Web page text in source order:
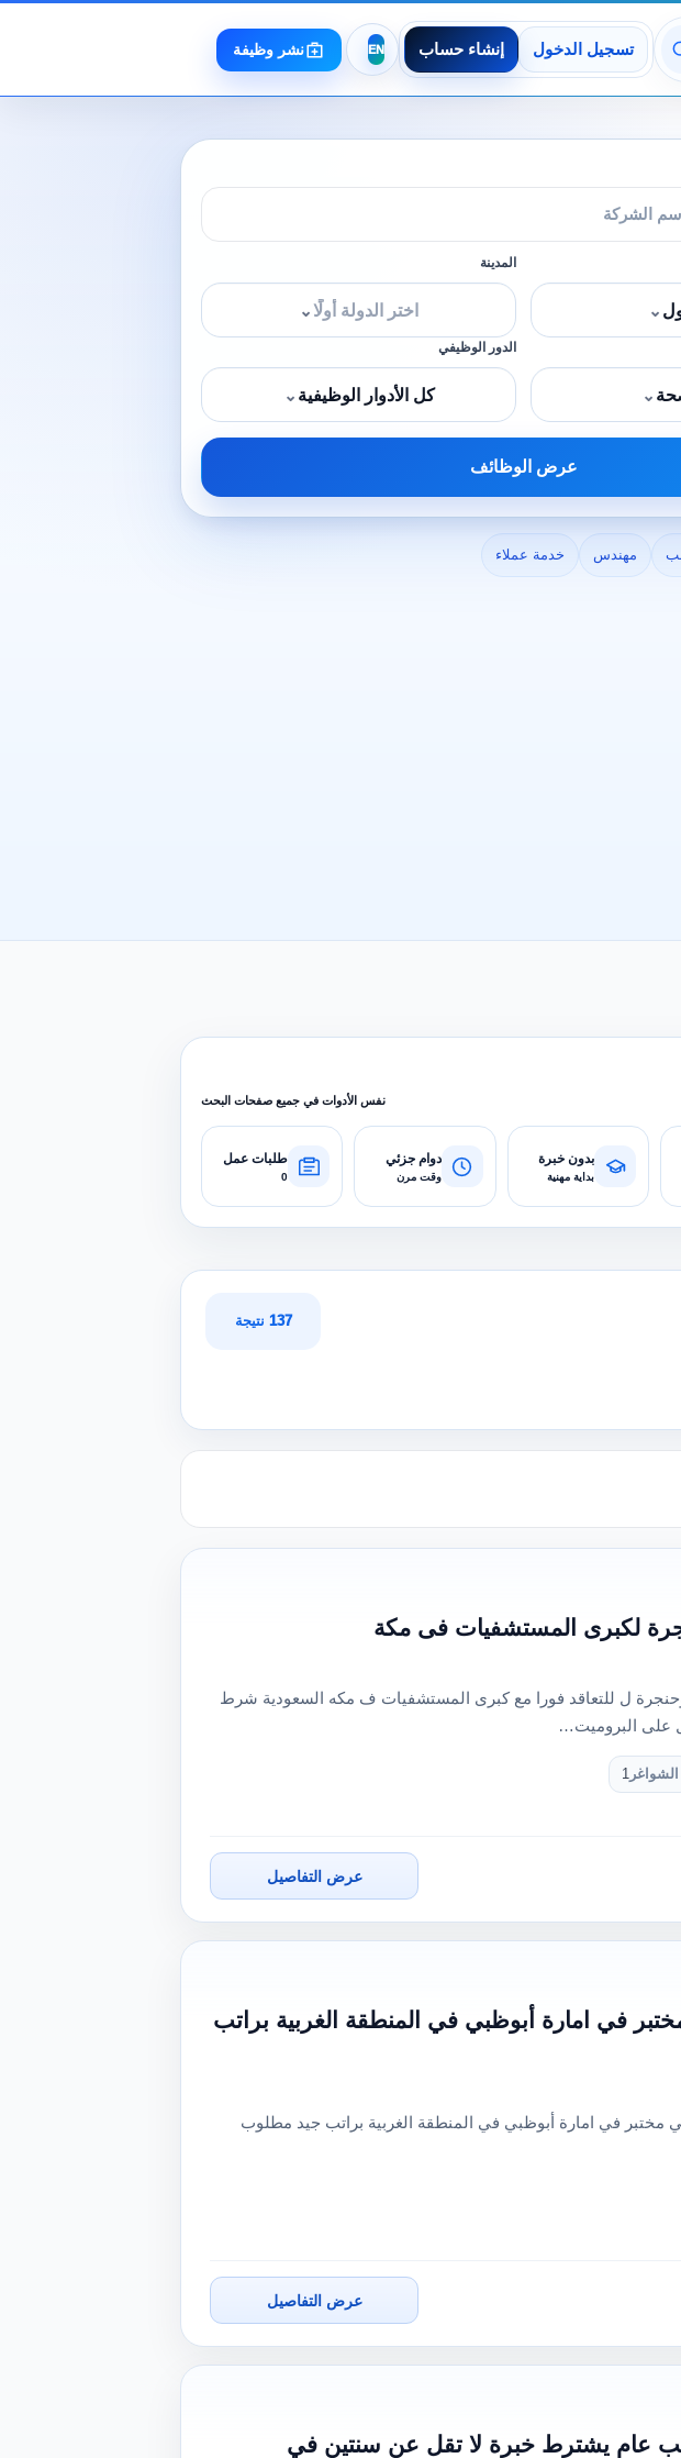
تسجيل الدخول إنشاء حساب نشر وظيفة
⌄
المدينة
اختر الدولة أولًا⌄
⌄
الدور الوظيفي
كل الأدوار الوظيفية ⌄
عرض الوظائف
مهندس خدمة عملاء
نفس الأدوات في جميع صفحات البحث
بدون خبرة
بداية مهنية
دوام جزئي
وقت مرن
طلبات عمل
0
137 نتيجة
لكبرى المستشفيات فى مكة
ل للتعاقد فورا مع كبرى المستشفيات ف مكه السعودية شرط
الشواغر 1
عرض التفاصيل
في امارة أبوظبي في المنطقة الغربية براتب
في امارة أبوظبي في المنطقة الغربية براتب جيد مطلوب
عرض التفاصيل
عام يشترط خبرة لا تقل عن سنتين في